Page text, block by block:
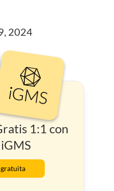
2024
1:1 con
gratuita